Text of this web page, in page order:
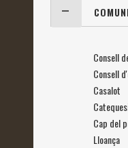
Consell
Consell
Casalot
Cap del
Lloança